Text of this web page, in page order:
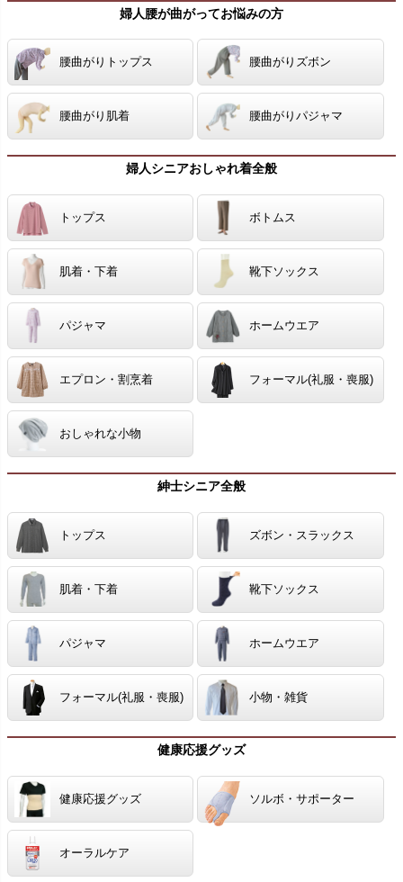
婦人腰が曲がってお悩みの方
腰曲がりトップス 腰曲がりズボン
腰曲がり肌着 腰曲がりパジャマ
婦人シニアおしゃれ着全般
トップス ボトムス
肌着・下着 靴下ソックス
パジャマ ホームウエア
エプロン・割烹着 フォーマル(礼服・喪服)
おしゃれな小物
紳士シニア全般
トップス ズボン・スラックス
肌着・下着 靴下ソックス
パジャマ ホームウエア
フォーマル(礼服・喪服) 小物・雑貨
健康応援グッズ
健康応援グッズ ソルボ・サポーター
オーラルケア